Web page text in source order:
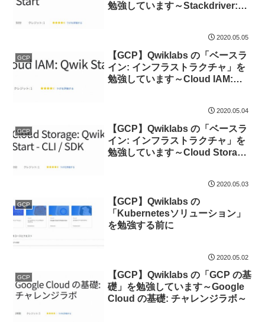
勉強しています～Stackdriver:
2020.05.05
GCP
【GCP】Qwiklabs の「ベースラ
イン: インフラストラクチャ」を
勉強しています～Cloud IAM:
2020.05.04
GCP
【GCP】Qwiklabs の「ベースラ
イン: インフラストラクチャ」を
勉強しています～Cloud Storage:
2020.05.03
GCP
【GCP】Qwiklabs の
「Kubernetesソリューション」
を勉強する前に
2020.05.02
GCP
【GCP】Qwiklabs の「GCP の基
礎」を勉強しています～Google
Cloud の基礎: チャレンジラボ～